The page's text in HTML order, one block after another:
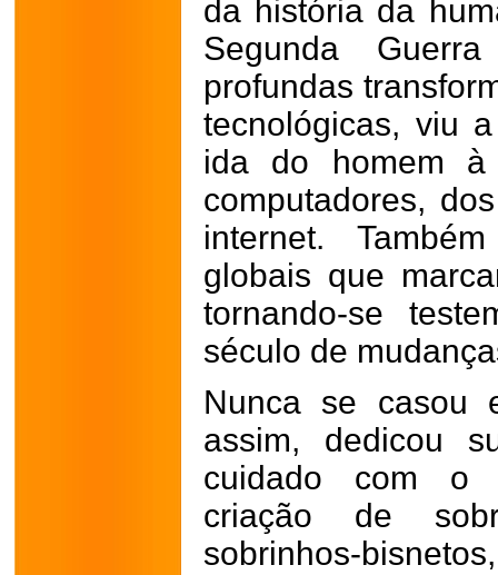
da história da
Segunda
profundas
tecnológicas, viu
ida do homem
computadores,
internet.
globais que
tornando-se
século de
Nunca se casou
assim, dedicou
cuidado com o
criação de
sobrinhos-